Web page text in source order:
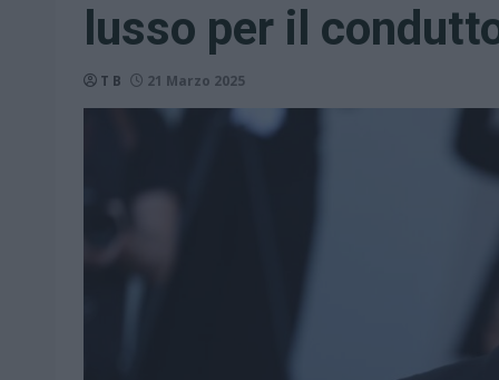
lusso per il
T B 21 Marzo 2025